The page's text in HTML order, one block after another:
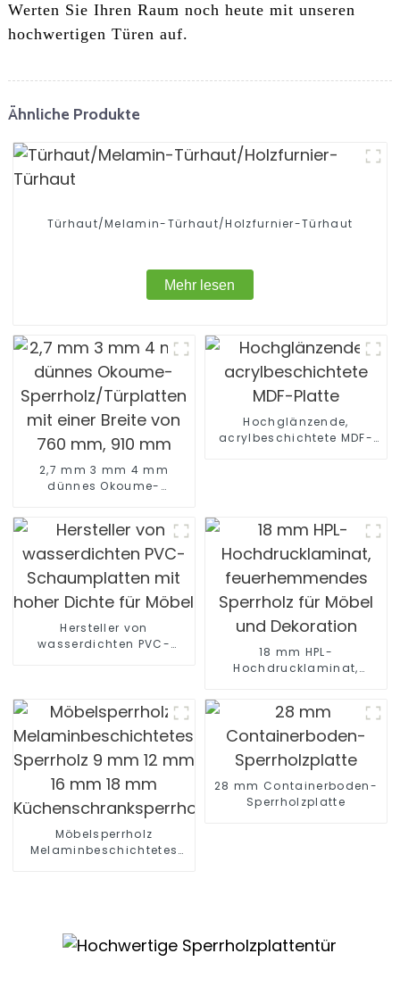
Werten Sie Ihren Raum noch heute mit unseren
hochwertigen Türen auf.
Ähnliche Produkte
Türhaut/Melamin-Türhaut/Holzfurnier-Türhaut
Mehr lesen
2,7 mm 3 mm 4 mm
dünnes Okoume-
einer Breite von 760 mm,
910 mm
Hochglänzende,
acrylbeschichtete MDF-
Hersteller von
wasserdichten PVC-
18 mm HPL-
Hochdrucklaminat,
Sperrholz für Möbel und
Dekoration
Möbelsperrholz
Melaminbeschichtetes
28 mm Containerboden-
Sperrholzplatte